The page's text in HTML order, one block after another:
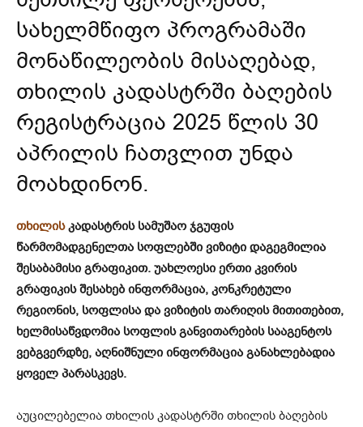
სახელმწიფო პროგრამაში
მონაწილეობის მისაღებად,
თხილის კადასტრში ბაღების
რეგისტრაცია 2025 წლის 30
აპრილის ჩათვლით უნდა
მოახდინონ.
თხილისკადასტრის სამუშაო ჯგუფის
წარმომადგენელთა სოფლებში ვიზიტი დაგეგმილია
შესაბამისი გრაფიკით. უახლოესი ერთი კვირის
გრაფიკის შესახებ ინფორმაცია, კონკრეტული
რეგიონის, სოფლისა და ვიზიტის თარიღის მითითებით,
ხელმისაწვდომია სოფლის განვითარების სააგენტოს
ვებგვერდზე, აღნიშნული ინფორმაცია განახლებადია
ყოველ პარასკევს.
აუცილებელია თხილის კადასტრში თხილის ბაღების